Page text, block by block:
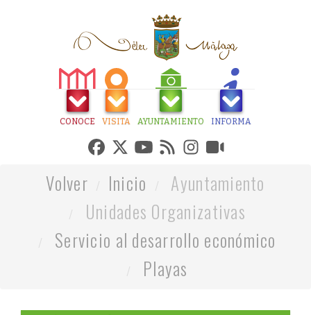
CONOCE VISITA AYUNTAMIENTO INFORMA
Volver Inicio
Ayuntamiento
Unidades Organizativas
Servicio al desarrollo económico
Playas